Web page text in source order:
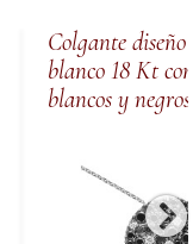
Colgante diseño
blanco 18 Kt
blancos y negros